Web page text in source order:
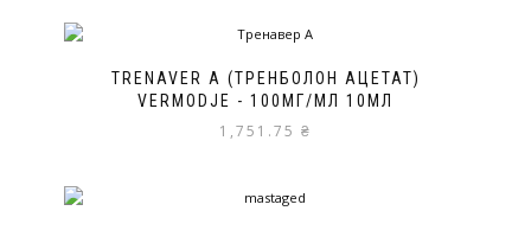
TRENAVER A (ТРЕНБОЛОН АЦЕТАТ)
VERMODJE - 100МГ/МЛ 10МЛ
1,751.75 ₴